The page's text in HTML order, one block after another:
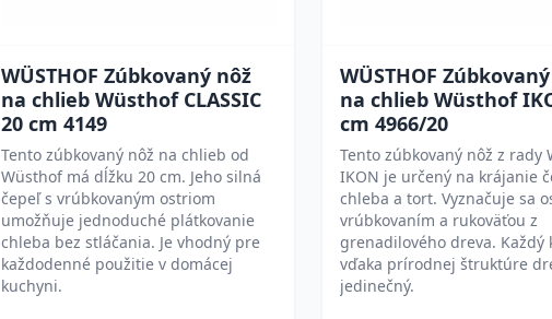
WÜSTHOF Zúbkovaný nôž
na chlieb Wüsthof CLASSIC
20 cm 4149
Tento zúbkovaný nôž na chlieb od
Wüsthof má dĺžku 20 cm. Jeho silná
čepeľ s vrúbkovaným ostriom
umožňuje jednoduché plátkovanie
chleba bez stláčania. Je vhodný pre
každodenné použitie v domácej
kuchyni.
WÜSTHOF
na chlieb Wüsthof
cm 4966/20
Tento zúbkovaný nôž z rady
IKON je určený na krájanie
chleba a tort. Vyznačuje sa
vrúbkovaním a rukoväťou z
grenadilového dreva. Každý
vďaka prírodnej štruktúre
jedinečný.